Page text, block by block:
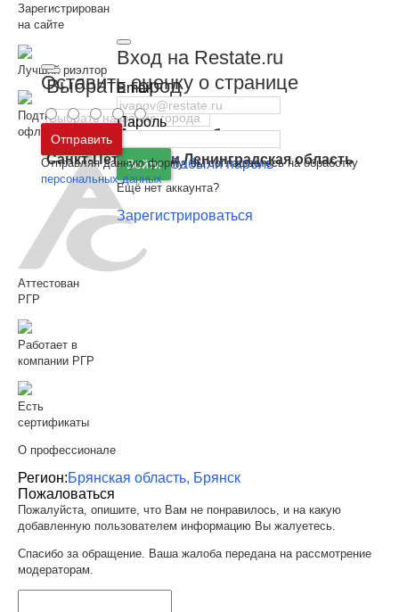
Выбрать город
Москва и
Московская область
Санкт-Петербург иЛенинградская область
Вход на Restate.ru
Email
Пароль
Войти Забыли пароль
Ещё нет аккаунта?
Зарегистрироваться
Зарегистрирован
на сайте
Лучший риэлтор
Подтверждён
офлайн
Аттестован
РГР
Работает в
компании РГР
Есть
сертификаты
О профессионале
Регион:Брянская область, Брянск
Пожаловаться
Пожалуйста, опишите, что Вам не понравилось, и на какую
добавленную пользователем информацию Вы жалуетесь.
Спасибо за обращение. Ваша жалоба передана на рассмотрение
модераторам.
Оставить оценку о странице
Отправить
Отправляя данную форму, вы соглашаетесь на обработку
персональных данных